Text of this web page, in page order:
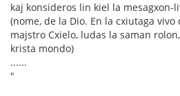
kaj konsideros lin kiel la mesagxon-
(nome, de la Dio. En la cxiutaga
majstro Cxielo, ludas la saman
krista mondo)
......
"